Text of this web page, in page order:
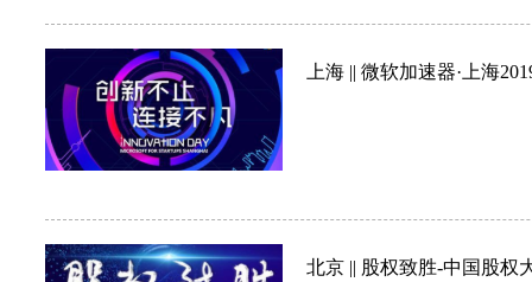
上海 || 微软加速器·上海
北京 || 股权致胜-中国股权